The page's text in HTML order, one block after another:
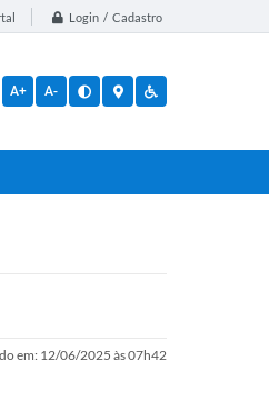
Login / Cadastro
A+ A-
em: 12/06/2025 às 07h42